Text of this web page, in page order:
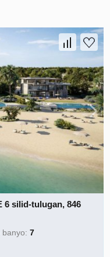
6 silid-tulugan, 846
banyo:7